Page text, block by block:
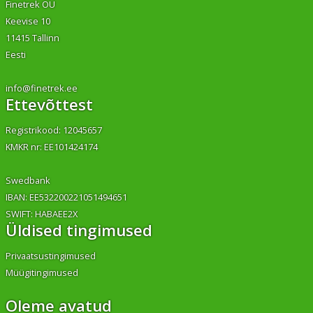
Finetrek OÜ
Keevise 10
11415 Tallinn
Eesti
info@finetrek.ee
Ettevõttest
Registrikood: 12045657
KMKR nr: EE101424174
Swedbank
IBAN: EE532200221051494651
SWIFT: HABAEE2X
Üldised tingimused
Privaatsustingimused
Müügitingimused
Oleme avatud